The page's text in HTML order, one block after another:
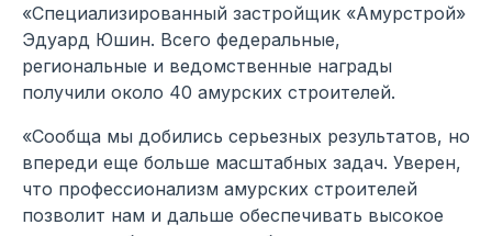
«Специализированный застройщик «Амурстрой»
Эдуард Юшин. Всего федеральные,
региональные и ведомственные награды
получили около 40 амурских строителей.
«Сообща мы добились серьезных результатов, но
впереди еще больше масштабных задач. Уверен,
что профессионализм амурских строителей
позволит нам и дальше обеспечивать высокое